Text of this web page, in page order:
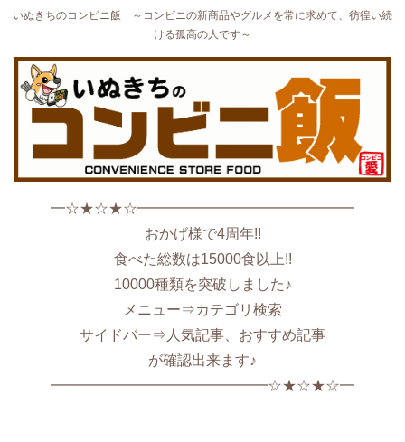
いぬきちのコンビニ飯 ～コンビニの新商品やグルメを常に求めて、彷徨い続
ける孤高の人です～
━☆★☆★☆━━━━━━━━━━━━━━━
おかげ様で4周年!!
食べた総数は15000食以上!!
10000種類を突破しました♪
メニュー⇒カテゴリ検索
サイドバー⇒人気記事、おすすめ記事
が確認出来ます♪
━━━━━━━━━━━━━━━☆★☆★☆━